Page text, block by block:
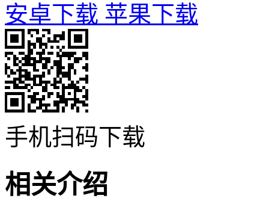
安卓下载 苹果下载
手机扫码下载
相关介绍